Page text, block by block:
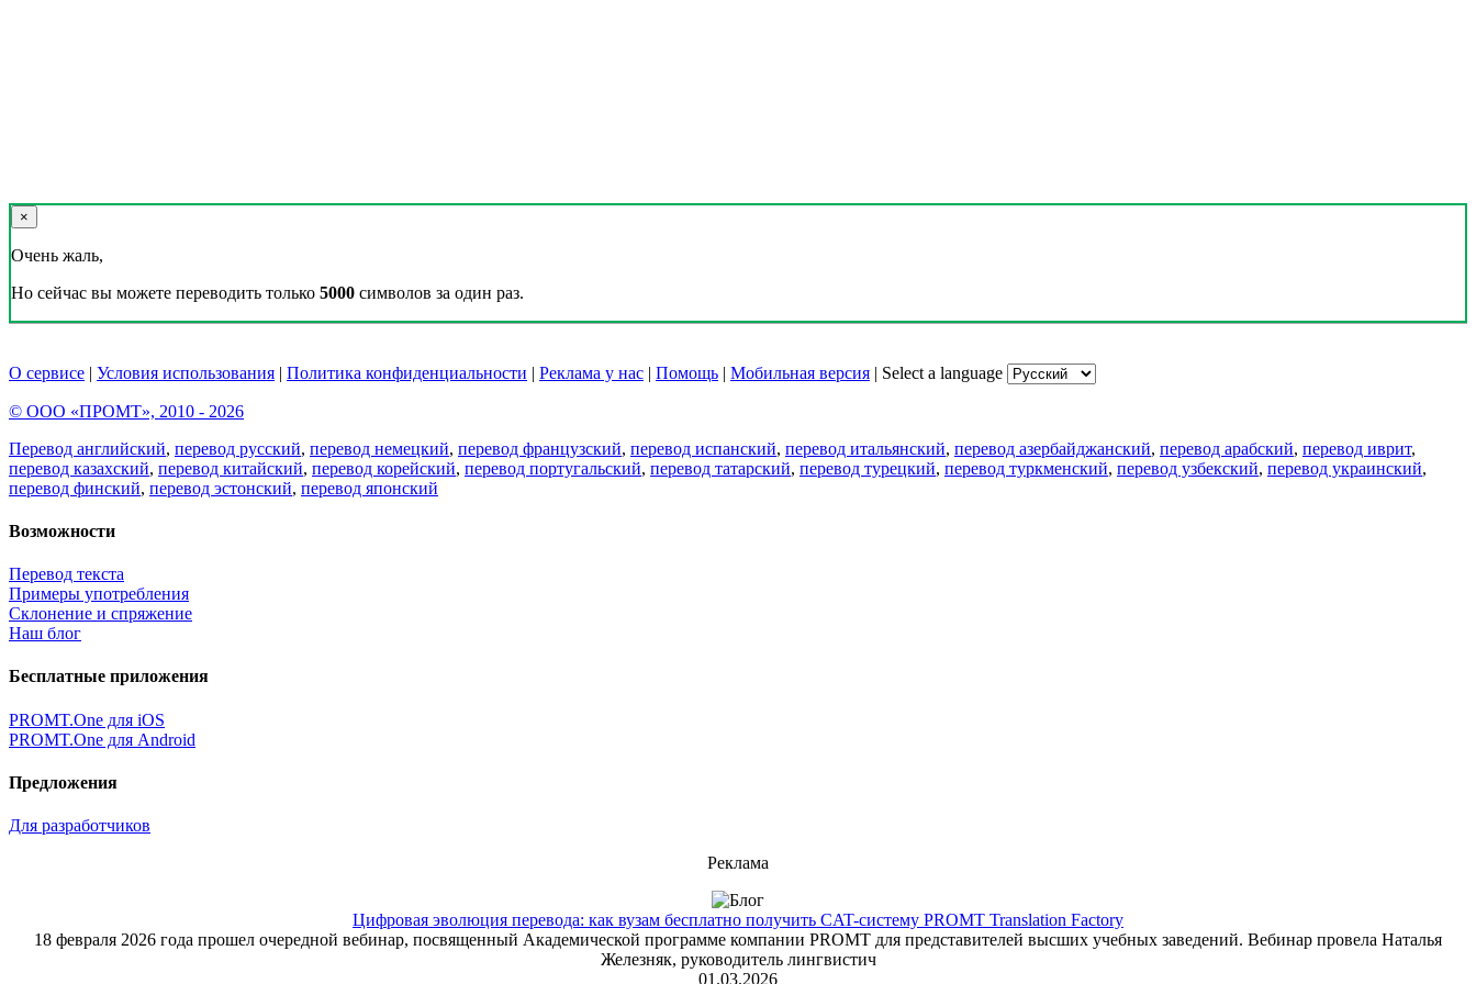
×
Очень жаль,
Но сейчас вы можете переводить только 5000 символов за один раз.
О сервисе | Условия использования | Политика конфиденциальности | Реклама у нас | Помощь | Мобильная версия | Select a language
© ООО «ПРОМТ», 2010 - 2026
Перевод английский, перевод русский, перевод немецкий, перевод французский, перевод испанский, перевод итальянский, перевод азербайджанский, перевод арабский, перевод иврит,
перевод казахский, перевод китайский, перевод корейский, перевод португальский, перевод татарский, перевод турецкий, перевод туркменский, перевод узбекский, перевод украинский,
перевод финский, перевод эстонский, перевод японский
Возможности
Перевод текста
Примеры употребления
Склонение и спряжение
Наш блог
Бесплатные приложения
PROMT.One для iOS
PROMT.One для Android
Предложения
Для разработчиков
Реклама
Цифровая эволюция перевода: как вузам бесплатно получить CAT-систему PROMT Translation Factory
18 февраля 2026 года прошел очередной вебинар, посвященный Академической программе компании PROMT для представителей высших учебных заведений. Вебинар провела Наталья
Железняк, руководитель лингвистич
01.03.2026